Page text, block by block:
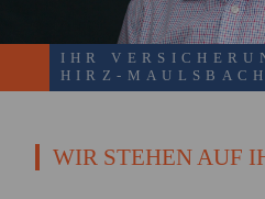
IHR
HIRZ-MAULSBACH
WIR STEHEN AUF